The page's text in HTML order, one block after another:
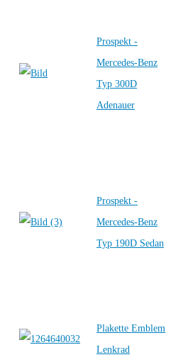
Prospekt -
Mercedes-Benz
Typ 300D
Adenauer
Prospekt -
Mercedes-Benz
Typ 190D Sedan
Plakette Emblem
Lenkrad